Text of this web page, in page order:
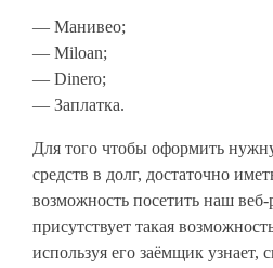
— Манивео;
— Miloan;
— Dinero;
— Заплатка.
Для того чтобы оформить
средств в долг, достаточно
возможность посетить наш веб-
присутствует такая
используя его заёмщик узнает,